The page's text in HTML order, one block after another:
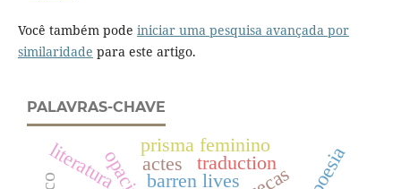
Você também pode iniciar uma pesquisa avançada por
similaridade para este artigo.
PALAVRAS-CHAVE
barren lives
opacité traduction
literatura poesia
prisma feminino
actes